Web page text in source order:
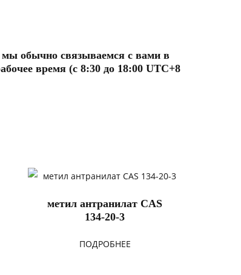
обычно связываемся с вами в
время (с 8:30 до 18:00 UTC+8
метил антранилат CAS
134-20-3
ПОДРОБНЕЕ